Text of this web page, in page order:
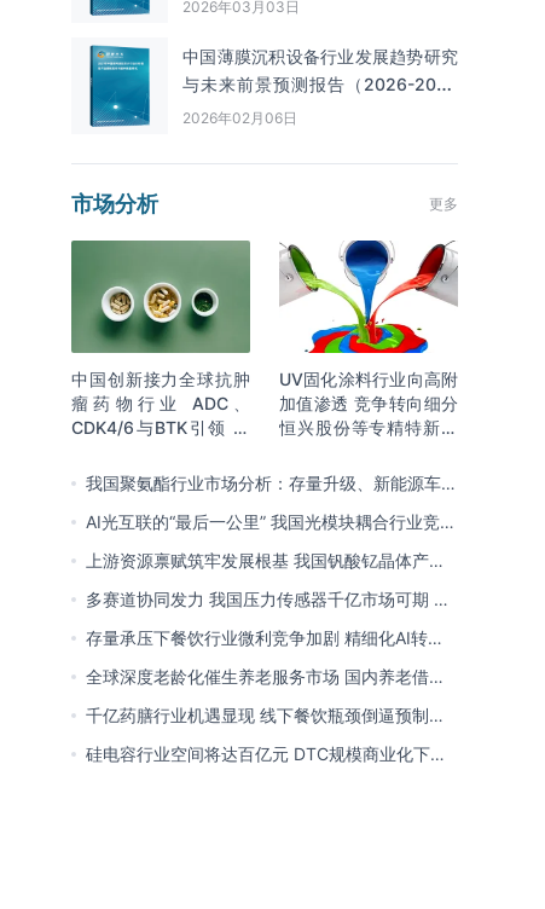
2026年03月03日
中国薄膜沉积设备行业发展趋势研究
与未来前景预测报告（2026-2033
年）
2026年02月06日
市场分析 更多
中国创新接力全球抗肿
瘤药物行业 ADC、
CDK4/6与BTK引领 医
格局成型
UV固化涂料行业向高附
加值渗透 竞争转向细分
恒兴股份等专精特新小
我国聚氨酯行业市场分析：存量升级、新能源车增
量爆发与内需托底
AI光互联的“最后一公里” 我国光模块耦合行业竞争
处于三角博弈格局
上游资源禀赋筑牢发展根基 我国钒酸钇晶体产能
领跑全球 行业有望迎来高速发展
多赛道协同发力 我国压力传感器千亿市场可期 市
场结构将向MEMS产品倾斜
存量承压下餐饮行业微利竞争加剧 精细化AI转型
与多元业态破解成本剪刀差
全球深度老龄化催生养老服务市场 国内养老借职
业资格制度迈向品质规范化发展
千亿药膳行业机遇显现 线下餐饮瓶颈倒逼预制
化、零食化转型 企业开启整合新局
硅电容行业空间将达百亿元 DTC规模商业化下